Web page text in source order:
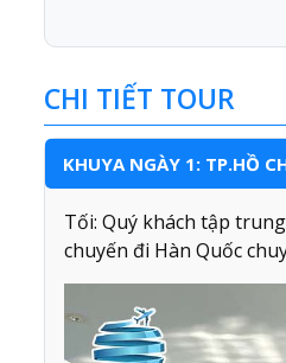
CHI TIẾT TOUR
KHUYA NGÀY 1: TP.HỒ
Tối: Quý khách tập
chuyến đi Hàn Quốc